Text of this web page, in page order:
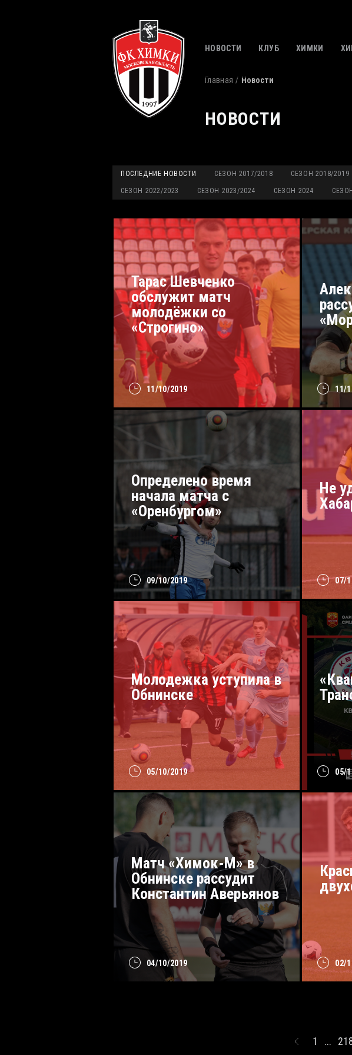
НОВОСТИ КЛУБ ХИМКИ
Главная Новости
НОВОСТИ
ПОСЛЕДНИЕ НОВОСТИ СЕЗОН 2017/2018 СЕЗОН 2018/2019
СЕЗОН 2022/2023 СЕЗОН 2023/2024 СЕЗОН 2024
11/10/2019
Тарас Шевченко
обслужит матч
молодёжки со
«Строгино»
11/
09/10/2019
Определено время
начала матча с
«Оренбургом»
07/
Не
05/10/2019
Молодежка уступила в
Обнинске
05/
04/10/2019
Матч «Химок-М» в
Обнинске рассудит
Константин Аверьянов
02/
1 ...